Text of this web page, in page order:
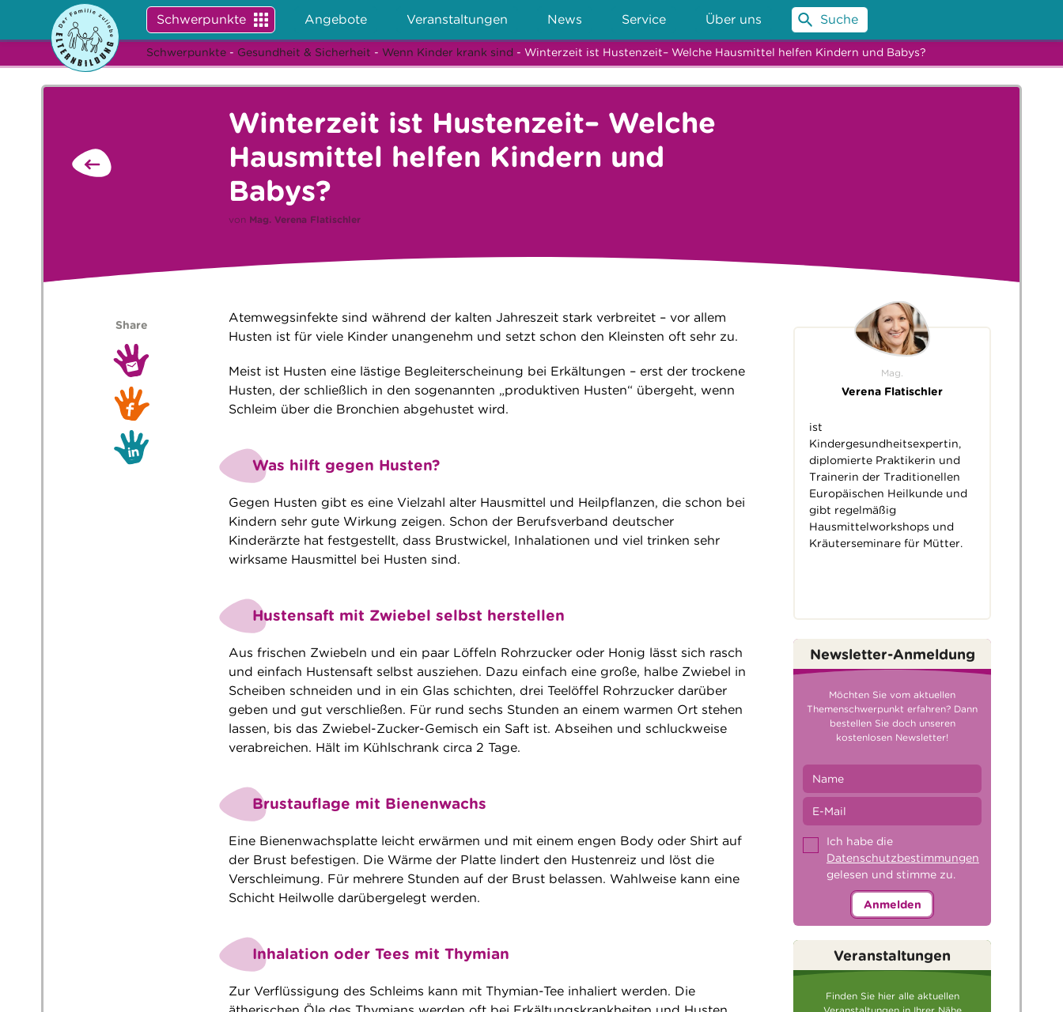
Schwerpunkte Angebote Veranstaltungen News Service Über uns Suche
Schwerpunkte - Gesundheit & Sicherheit - Wenn Kinder krank sind - Winterzeit ist Hustenzeit– Welche Hausmittel helfen Kindern und Babys?
Winterzeit ist Hustenzeit– Welche
Hausmittel helfen Kindern und
Babys?
von Mag. Verena Flatischler
Atemwegsinfekte sind während der kalten Jahreszeit stark verbreitet – vor allem
Husten ist für viele Kinder unangenehm und setzt schon den Kleinsten oft sehr zu.
Meist ist Husten eine lästige Begleiterscheinung bei Erkältungen – erst der trockene
Husten, der schließlich in den sogenannten „produktiven Husten“ übergeht, wenn
Schleim über die Bronchien abgehustet wird.
Was hilft gegen Husten?
Gegen Husten gibt es eine Vielzahl alter Hausmittel und Heilpflanzen, die schon bei
Kindern sehr gute Wirkung zeigen. Schon der Berufsverband deutscher
Kinderärzte hat festgestellt, dass Brustwickel, Inhalationen und viel trinken sehr
wirksame Hausmittel bei Husten sind.
Hustensaft mit Zwiebel selbst herstellen
Aus frischen Zwiebeln und ein paar Löffeln Rohrzucker oder Honig lässt sich rasch
und einfach Hustensaft selbst ausziehen. Dazu einfach eine große, halbe Zwiebel in
Scheiben schneiden und in ein Glas schichten, drei Teelöffel Rohrzucker darüber
geben und gut verschließen. Für rund sechs Stunden an einem warmen Ort stehen
lassen, bis das Zwiebel-Zucker-Gemisch ein Saft ist. Abseihen und schluckweise
verabreichen. Hält im Kühlschrank circa 2 Tage.
Brustauflage mit Bienenwachs
Eine Bienenwachsplatte leicht erwärmen und mit einem engen Body oder Shirt auf
der Brust befestigen. Die Wärme der Platte lindert den Hustenreiz und löst die
Verschleimung. Für mehrere Stunden auf der Brust belassen. Wahlweise kann eine
Schicht Heilwolle darübergelegt werden.
Inhalation oder Tees mit Thymian
Zur Verflüssigung des Schleims kann mit Thymian-Tee inhaliert werden. Die
Share
Mag.
Verena Flatischler
ist
Kindergesundheitsexpertin,
diplomierte Praktikerin und
Trainerin der Traditionellen
Europäischen Heilkunde und
gibt regelmäßig
Hausmittelworkshops und
Kräuterseminare für Mütter.
Newsletter-Anmeldung
Möchten Sie vom aktuellen
Themenschwerpunkt erfahren? Dann
bestellen Sie doch unseren
kostenlosen Newsletter!
Ich habe die
Datenschutzbestimmungen
gelesen und stimme zu.
Anmelden
Veranstaltungen
Finden Sie hier alle aktuellen